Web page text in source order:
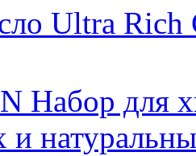
Ultra Rich
Набор для